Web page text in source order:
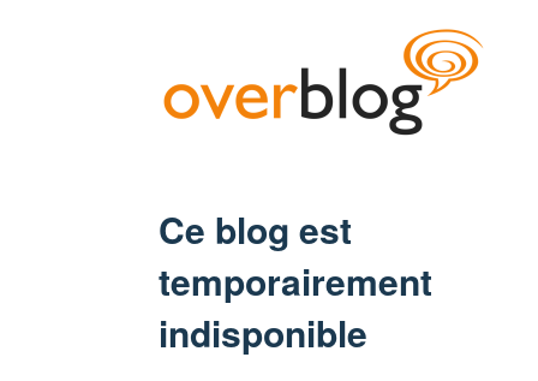
Ce blog est
temporairement
indisponible